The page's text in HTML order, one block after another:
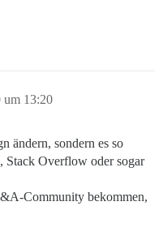
um 13:20
ändern, sondern es so
Stack Overflow oder sogar
Community bekommen,